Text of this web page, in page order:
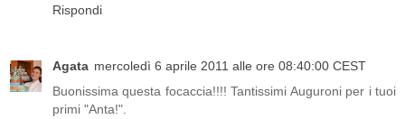
Rispondi
Agata mercoledì 6 aprile 2011 alle ore 08:40:00 CEST
Buonissima questa focaccia!!!! Tantissimi Auguroni per i tuoi
primi "Anta!".